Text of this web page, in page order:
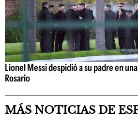
Lionel Messi despidió a su padre en
Rosario
MÁS NOTICIAS DE